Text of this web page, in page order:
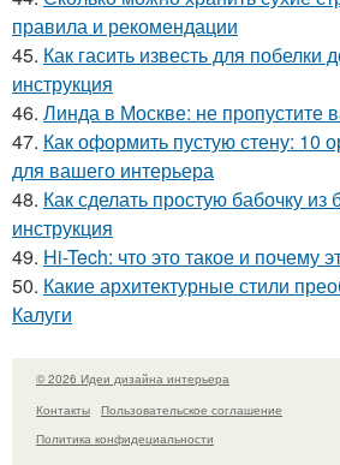
правила и рекомендации
45. Как гасить известь для побелки
инструкция
46. Линда в Москве: не пропустите
47. Как оформить пустую стену: 10
для вашего интерьера
48. Как сделать простую бабочку
инструкция
49. Hi-Tech: что это такое и почему
50. Какие архитектурные стили
Калуги
© 2026 Идеи дизайна интерьера
Контакты
Пользовательское соглашение
Политика конфидециальности